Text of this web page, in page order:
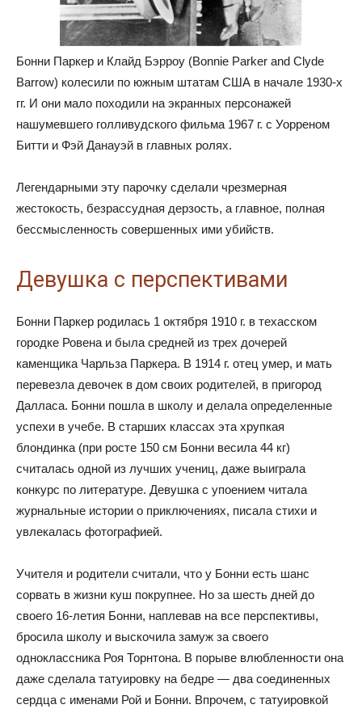
Бонни Паркер и Клайд Бэрроу (Bonnie Parker and Clyde
Barrow) колесили по южным штатам США в начале 1930-х
гг. И они мало походили на экранных персонажей
нашумевшего голливудского фильма 1967 г. с Уорреном
Битти и Фэй Данауэй в главных ролях.
Легендарными эту парочку сделали чрезмерная
жестокость, безрассудная дерзость, а главное, полная
бессмысленность совершенных ими убийств.
Девушка с перспективами
Бонни Паркер родилась 1 октября 1910 г. в техасском
городке Ровена и была средней из трех дочерей
каменщика Чарльза Паркера. В 1914 г. отец умер, и мать
перевезла девочек в дом своих родителей, в пригород
Далласа. Бонни пошла в школу и делала определенные
успехи в учебе. В старших классах эта хрупкая
блондинка (при росте 150 см Бонни весила 44 кг)
считалась одной из лучших учениц, даже выиграла
конкурс по литературе. Девушка с упоением читала
журнальные истории о приключениях, писала стихи и
увлекалась фотографией.
Учителя и родители считали, что у Бонни есть шанс
сорвать в жизни куш покрупнее. Но за шесть дней до
своего 16-летия Бонни, наплевав на все перспективы,
бросила школу и выскочила замуж за своего
одноклассника Роя Торнтона. В порыве влюбленности она
даже сделала татуировку на бедре — два соединенных
сердца с именами Рой и Бонни. Впрочем, с татуировкой